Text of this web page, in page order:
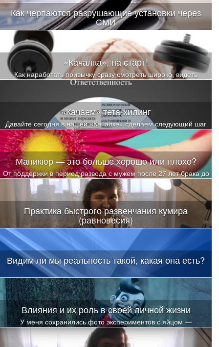
Как черпаются разрушающие установки через
СМИ
Пока человек дочитал статью до конца, он на уровне эмоций,
чувств и образов примерил на себя роль сперва члена семьи, в
которой есть онкопациент, а затем и самого онкобольного
«Качалка», на старт!
Как наработать привычку сразу смотреть широко, видеть
максимальное количество вариантов и выбирать из них уже
«Качаем» тета-хилинг
Давайте сегодня в нашей «Качалке» сделаем следующий шаг
по тренировке расширения восприятия
Маникюр — это больше хорошо или плохо?
От поддержки в период развода с мужем после 27 лет брака до
полного восстановления щитовидной железы
Практика быстрого развенчания кумира
(равновесия)
Видим ли мы реальность такой, какая она есть?
Влияния и их роль в своей личной жизни
У меня сохранились фото экспериментов с яйцом —
классическим «бабушкиным» методом снятия любых
энергоинформационных воздействий